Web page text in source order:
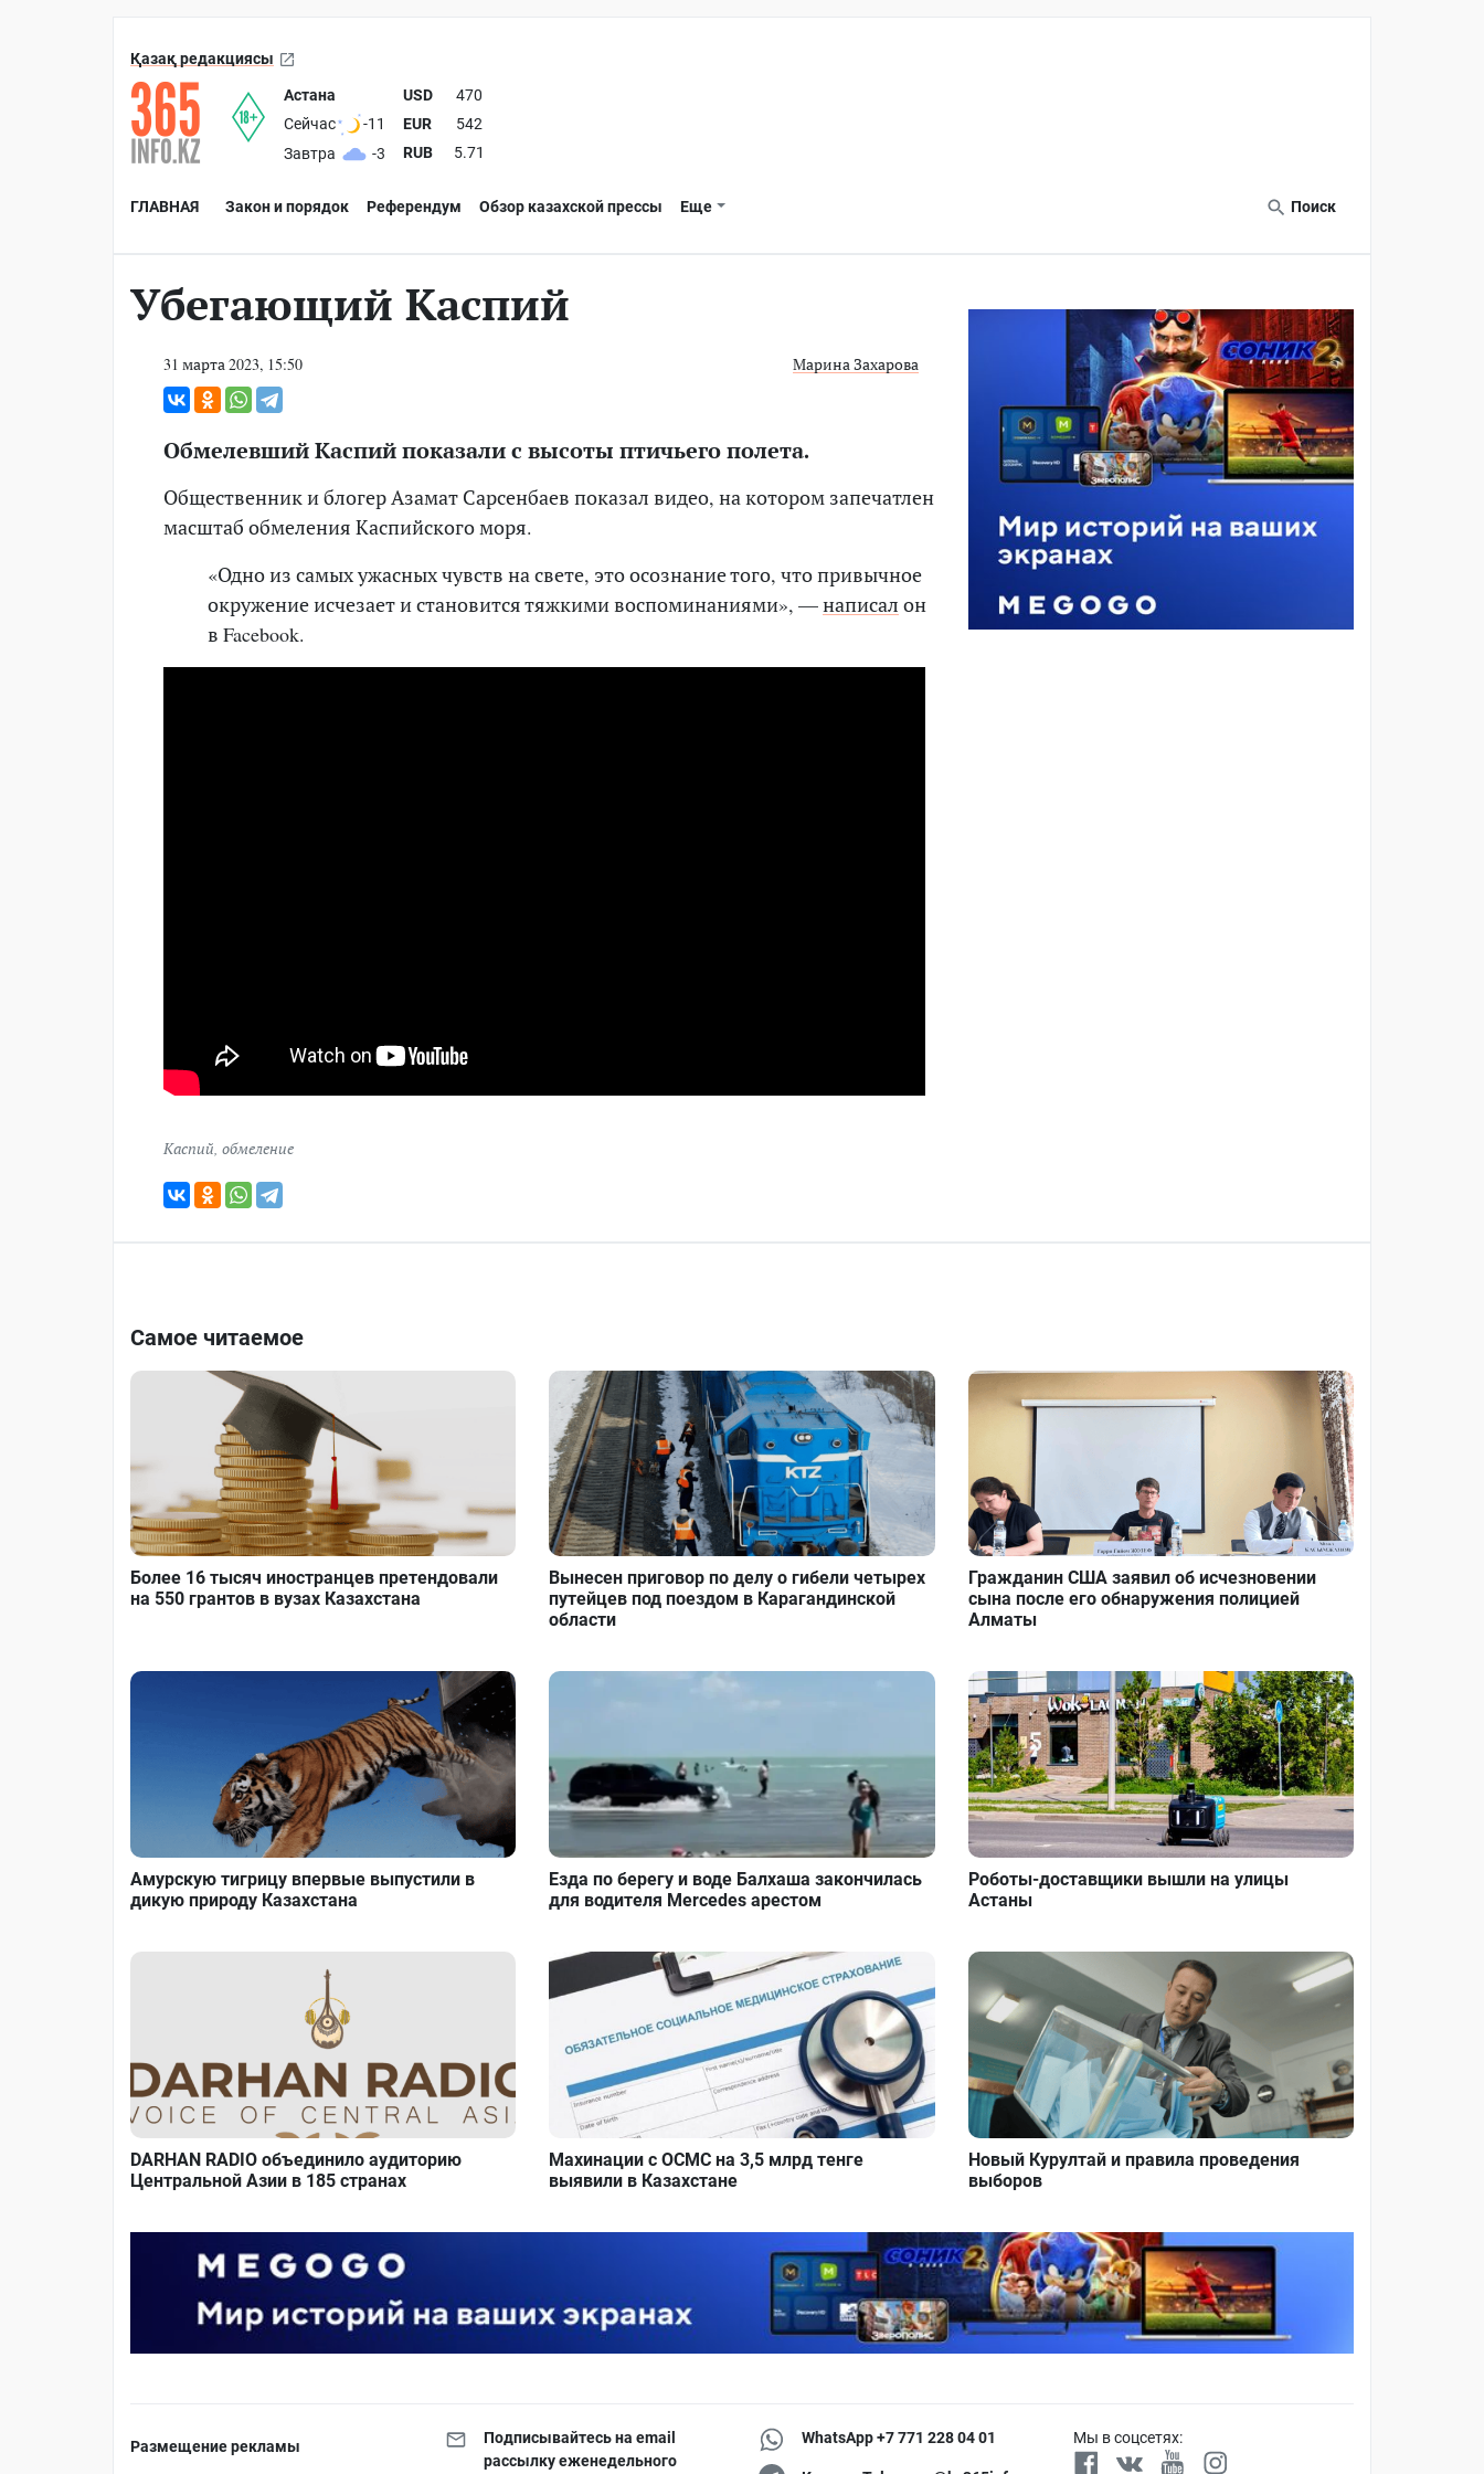
Қазақ редакциясы
Астана
Сейчас
-11
Завтра
-3
USD
470
EUR
542
RUB
5.71
ГЛАВНАЯ Закон и порядок Референдум Обзор казахской прессы Еще Поиск
Убегающий Каспий
31 марта 2023, 15:50 Марина Захарова
Обмелевший Каспий показали с высоты птичьего полета.
Общественник и блогер Азамат Сарсенбаев показал видео, на котором запечатлен
масштаб обмеления Каспийского моря.
«Одно из самых ужасных чувств на свете, это осознание того, что привычное
окружение исчезает и становится тяжкими воспоминаниями», —написал он
в Facebook.
Каспий обмеление
Самое читаемое
Более 16 тысяч иностранцев претендовали
на 550 грантов в вузах Казахстана
Вынесен приговор по делу о гибели четырех
путейцев под поездом в Карагандинской
области
Гражданин США заявил об исчезновении
сына после его обнаружения полицией
Алматы
Амурскую тигрицу впервые выпустили в
дикую природу Казахстана
Езда по берегу и воде Балхаша закончилась
для водителя Mercedes арестом
Роботы-доставщики вышли на улицы
Астаны
DARHAN RADIO объединило аудиторию
Центральной Азии в 185 странах
Махинации с ОСМС на 3,5 млрд тенге
выявили в Казахстане
Новый Курултай и правила проведения
выборов
Размещение рекламы
Подписывайтесь на email
рассылку еженедельного
WhatsApp +7 771 228 04 01 Мы в соцсетях: